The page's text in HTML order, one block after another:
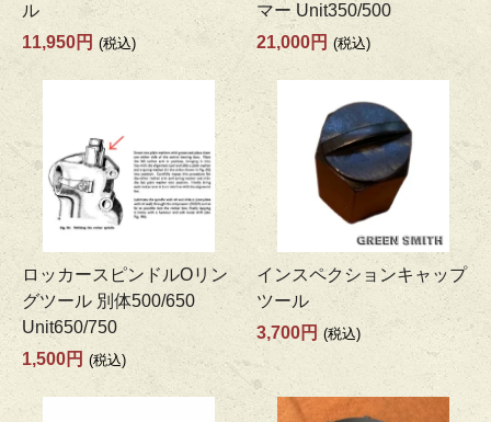
ル
11,950円 (税込)
マー Unit350/500
21,000円 (税込)
ロッカースピンドルOリン
グツール 別体500/650
Unit650/750
1,500円 (税込)
インスペクションキャップ
ツール
3,700円 (税込)